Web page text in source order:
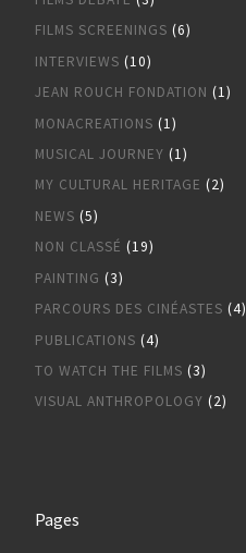
FILMS SCREENINGS (6)
INTERVIEWS (10)
JEAN ROUCH FONDATION (1)
MONACREATIONS (1)
MUSICAL JOURNEY (1)
MY CULTURAL HERITAGE (2)
NEWS (5)
NON CLASSÉ (19)
PAINTING (3)
PARCOURS DES CINÉASTES (4)
PUBLICATIONS (4)
TO WATCH THE FILMS (3)
VISUAL ANTHROPOLOGY (2)
Pages